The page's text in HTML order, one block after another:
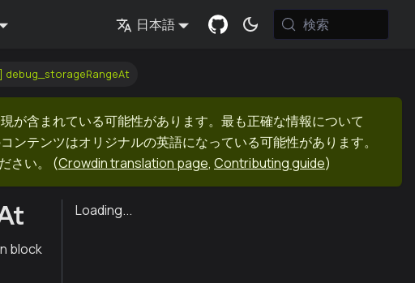
日本語 検索
debug_storageRangeAt
が含まれている可能性があります。最も正確な情報について
テンツはオリジナルの英語になっている可能性があります。
い。
(Crowdin translation page, Contributing guide)
block
Loading...